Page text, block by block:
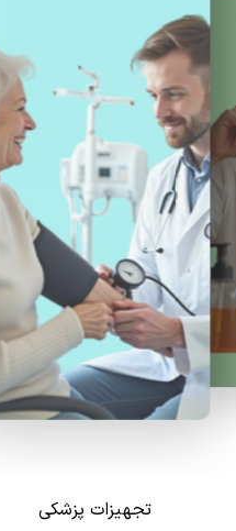
تجهیزات پزشکی